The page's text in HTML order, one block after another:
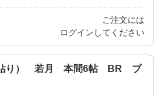
ご注文には
ログイン してください
貼り） 若月 本間6帖 BR ブ